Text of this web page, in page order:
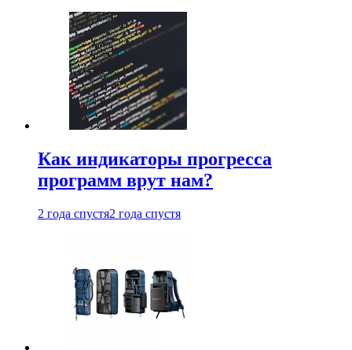
Как индикаторы прогресса
программ врут нам?
2 года спустя2 года спустя